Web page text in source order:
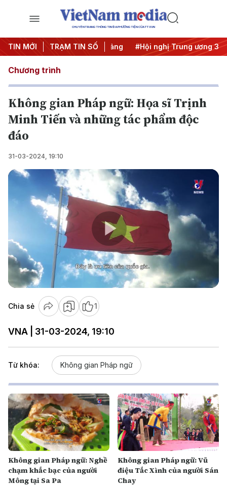
CHUYÊN TRANG THÔNG TIN ĐA PHƯƠNG TIỆN CỦA TTXVN
TIN MỚI TRẠM TIN SỐ
tảng tư tưởng của Đảng #Hội nghị Trung ương 3 #Đưa
Chương trình
Không gian Pháp ngữ: Họa sĩ Trịnh
Minh Tiến và những tác phẩm độc
đáo
31-03-2024, 19:10
Play
Video
Chia sẻ 1
VNA | 31-03-2024, 19:10
Từ khóa: Không gian Pháp ngữ
Không gian Pháp ngữ: Nghề
chạm khắc bạc của người
Mông tại Sa Pa
Không gian Pháp ngữ: Vũ
điệu Tắc Xình của người Sán
Chay